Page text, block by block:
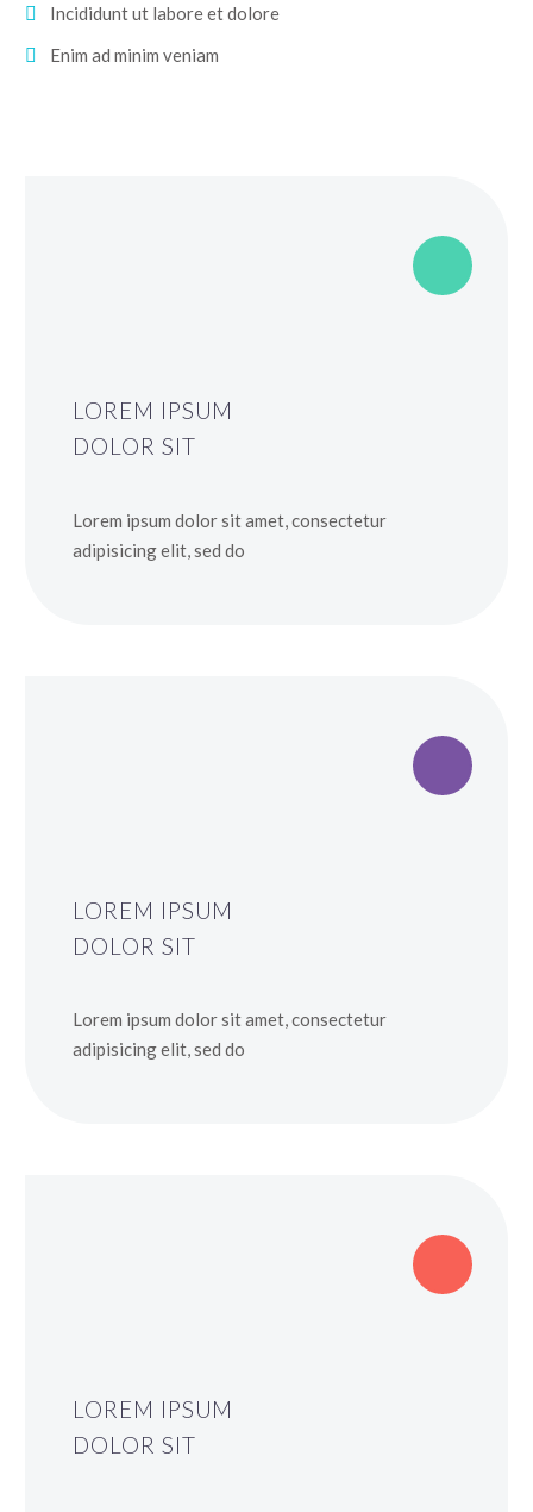
Incididunt ut labore et dolore
Enim ad minim veniam
LOREM IPSUM
DOLOR SIT
Lorem ipsum dolor sit amet, consectetur
adipisicing elit, sed do
LOREM IPSUM
DOLOR SIT
Lorem ipsum dolor sit amet, consectetur
adipisicing elit, sed do
LOREM IPSUM
DOLOR SIT